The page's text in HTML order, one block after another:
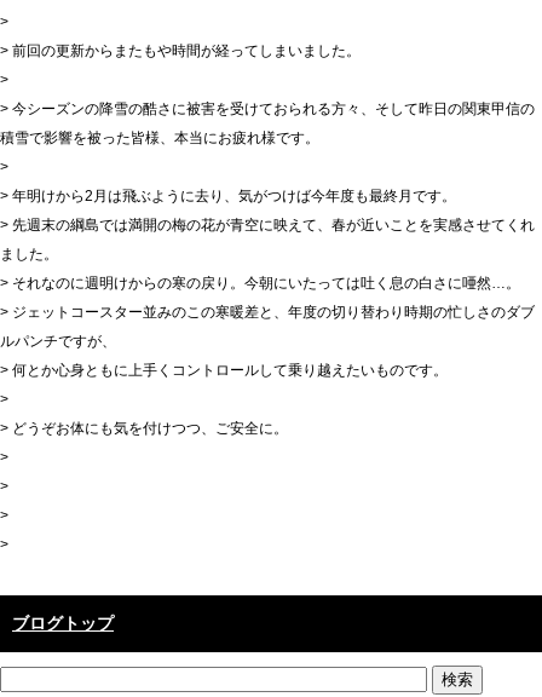
>
> 前回の更新からまたもや時間が経ってしまいました。
>
> 今シーズンの降雪の酷さに被害を受けておられる方々、そして昨日の関東甲信の
積雪で影響を被った皆様、本当にお疲れ様です。
>
> 年明けから2月は飛ぶように去り、気がつけば今年度も最終月です。
> 先週末の綱島では満開の梅の花が青空に映えて、春が近いことを実感させてくれ
ました。
> それなのに週明けからの寒の戻り。今朝にいたっては吐く息の白さに唖然…。
> ジェットコースター並みのこの寒暖差と、年度の切り替わり時期の忙しさのダブ
ルパンチですが、
> 何とか心身ともに上手くコントロールして乗り越えたいものです。
>
> どうぞお体にも気を付けつつ、ご安全に。
>
>
>
>
ブログトップ